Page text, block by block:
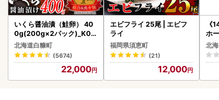
いくら醤油漬（鮭卵） 40
0g(200g×2パック)_K02
2-1676
北海道白糠町
(5674)
22,000
エビフライ 25尾 | エビフ
ライ
福岡県須恵町
(21)
12,000
《
ホ
( 飲
ク
贈
い
北